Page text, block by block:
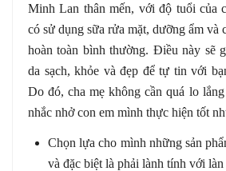
Minh Lan thân mến, với độ tuổi của
có sử dụng sữa rửa mặt, dưỡng ẩm và
hoàn toàn bình thường. Điều này sẽ
da sạch, khỏe và đẹp để tự tin với
Do đó, cha mẹ không cần quá lo
nhắc nhở con em mình thực hiện tốt
Chọn lựa cho mình những sản
và đặc biệt là phải lành tính với làn